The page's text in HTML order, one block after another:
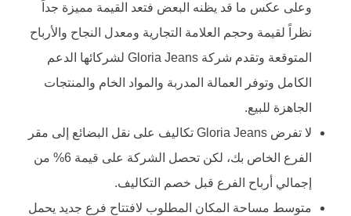
وعلى عكس ما قد يظنه البعض فتعد القيمة مميزة جداً
نظراً لقيمة وحجم العلامة التجارية ومعدل النجاح والأرباح
المتوقعة وتقدم شركة Gloria Jeans لشركائها الدعم
الكامل وتوفر العمالة المدربة والمواد الخام والمنتجات
الجاهزة للبيع.
لا تفرض Gloria Jeans تكاليف على نقل البضائع إلى مقر
الفرع الخاص بك، لكن تحصل الشركة على قيمة 6% من
إجمالي أرباح الفرع قبل خصم التكاليف.
متوسط مساحة المكان المطلوب لافتتاح فرع جديد يحمل